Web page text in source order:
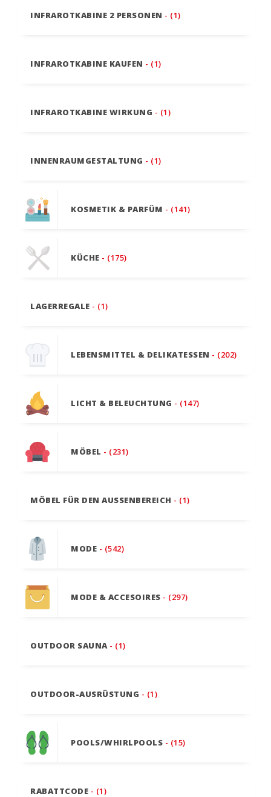
INFRAROTKABINE 2 PERSONEN - (1)
INFRAROTKABINE KAUFEN - (1)
INFRAROTKABINE WIRKUNG - (1)
INNENRAUMGESTALTUNG - (1)
KOSMETIK & PARFÜM - (141)
KÜCHE - (175)
LAGERREGALE - (1)
LEBENSMITTEL & DELIKATESSEN - (202)
LICHT & BELEUCHTUNG - (147)
MÖBEL - (231)
MÖBEL FÜR DEN AUSSENBEREICH - (1)
MODE - (542)
MODE & ACCESOIRES - (297)
OUTDOOR SAUNA - (1)
OUTDOOR-AUSRÜSTUNG - (1)
POOLS/WHIRLPOOLS - (15)
RABATTCODE - (1)